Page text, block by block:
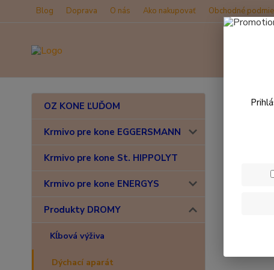
Blog Doprava O nás Ako nakupovať Obchodné
OZ KONE ĽUĎOM
Krmivo pre kone EGGERSMANN
Krmivo pre kone St. HIPPOLYT
Krmivo pre kone ENERGYS
Produkty DROMY
Kĺbová výživa
Dýchací aparát